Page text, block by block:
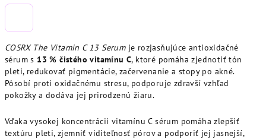
COSRX The Vitamin C 13 Serumje rozjasňujúce antioxidačné
sérum s 13 % čistého vitamínu C, ktoré pomáha zjednotiť tón
pleti, redukovať pigmentácie, začervenanie a stopy po akné.
Pôsobí proti oxidačnému stresu, podporuje zdravší vzhľad
pokožky a dodáva jej prirodzenú žiaru.
Vďaka vysokej koncentrácii vitamínu C sérum pomáha zlepšiť
textúru pleti, zjemniť viditeľnosť pórov a podporiť jej jasnejší,